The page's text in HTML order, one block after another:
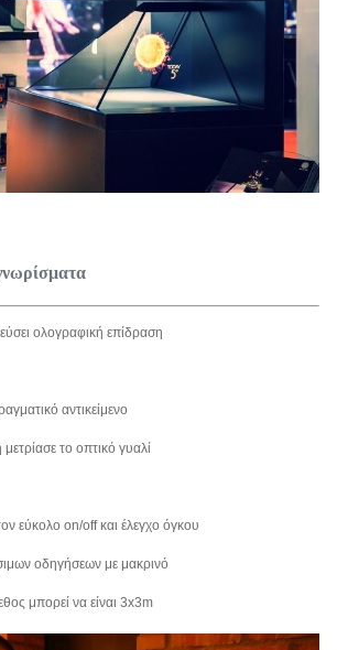
ολογραφική επίδραση
αντικείμενο
το οπτικό γυαλί
εύκολο on/off και έλεγχο όγκου
οδηγήσεων με μακρινό
μπορεί να είναι 3x3m